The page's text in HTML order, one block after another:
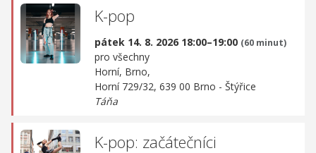
K-pop
pátek 14. 8. 2026 18:00–19:00 (60 minut)
pro všechny
Horní, Brno,
Horní 729/32, 639 00 Brno - Štýřice
Táňa
K-pop: začátečníci